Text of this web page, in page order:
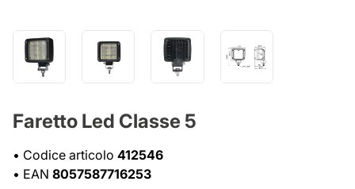
Faretto Led Classe 5
• Codice articolo 412546
• EAN 8057587716253